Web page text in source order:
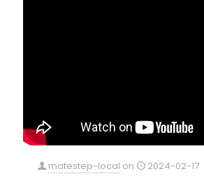
matestep-local on
2024-02-17